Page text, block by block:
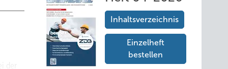
Inhaltsverzeichnis
Einzelheft
bestellen